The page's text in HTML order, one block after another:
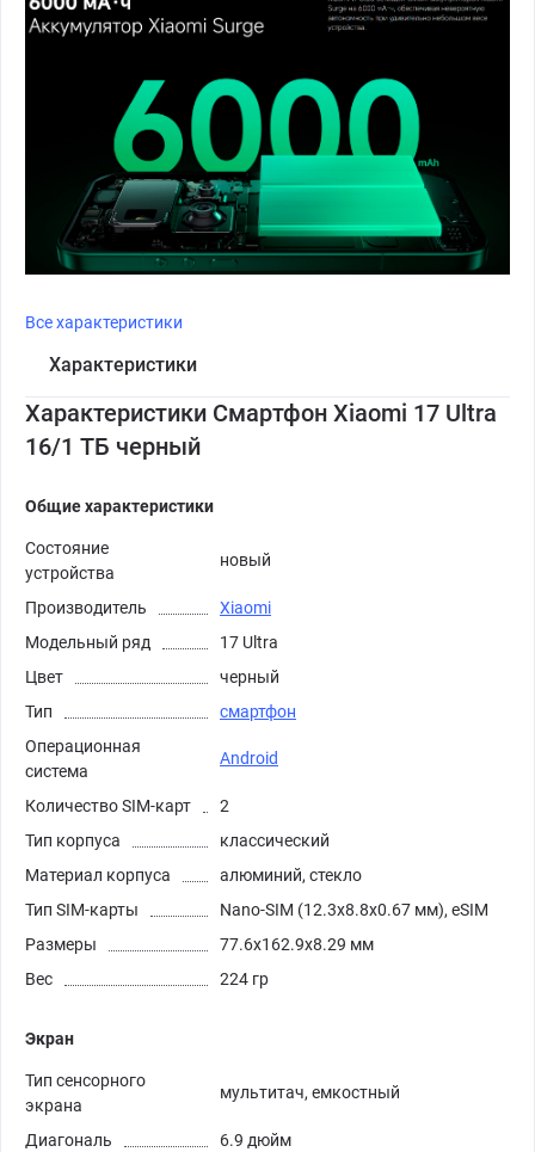
Все характеристики
Характеристики
Характеристики Смартфон Xiaomi 17 Ultra
16/1 ТБ черный
Общие характеристики
Состояние
устройства
новый
Производитель
Xiaomi
Модельный ряд
17 Ultra
Цвет
черный
Тип
смартфон
Операционная
система
Android
Количество SIM-карт
2
Тип корпуса
классический
Материал корпуса
алюминий, стекло
Тип SIM-карты
Nano-SIM (12.3x8.8x0.67 мм), eSIM
Размеры
77.6x162.9x8.29 мм
Вес
224 гр
Экран
Тип сенсорного
экрана
мультитач, емкостный
Диагональ
6.9 дюйм